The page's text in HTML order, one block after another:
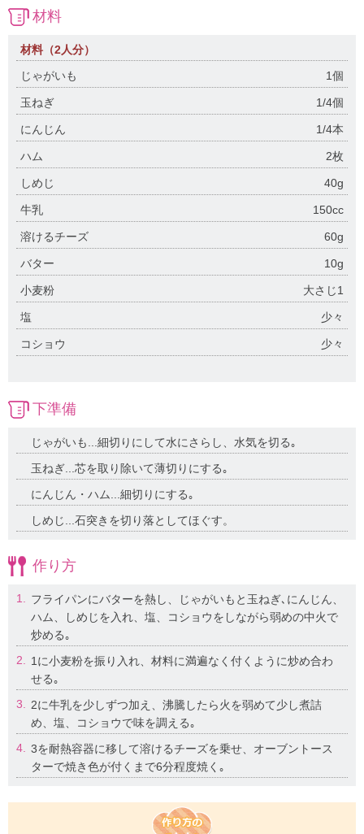
材料
材料（2人分）
じゃがいも
1個
玉ねぎ 1/4個
にんじん 1/4本
ハム 2枚
しめじ 40g
牛乳 150cc
溶けるチーズ 60g
バター 10g
小麦粉 大さじ1
塩 少々
コショウ 少々
下準備
じゃがいも...細切りにして水にさらし、水気を切る｡
玉ねぎ...芯を取り除いて薄切りにする｡
にんじん・ハム...細切りにする｡
しめじ...石突きを切り落としてほぐす。
作り方
1.
フライパンにバターを熱し、じゃがいもと玉ねぎ､にんじん、
ハム、しめじを入れ、塩、コショウをしながら弱めの中火で
炒める｡
2.
1に小麦粉を振り入れ、材料に満遍なく付くように炒め合わ
せる｡
3.
2に牛乳を少しずつ加え、沸騰したら火を弱めて少し煮詰
め、塩、コショウで味を調える｡
4.
3を耐熱容器に移して溶けるチーズを乗せ、オーブントース
ターで焼き色が付くまで6分程度焼く｡